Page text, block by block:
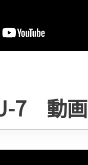
7 動画